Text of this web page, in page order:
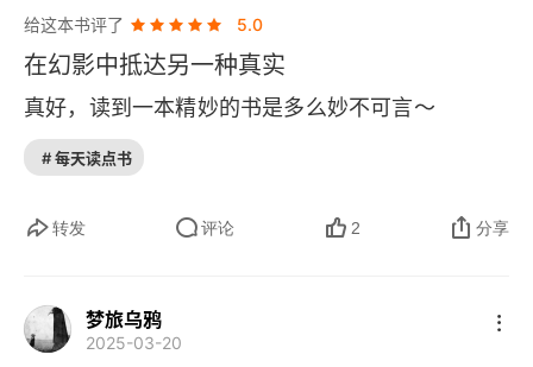
给这本书评了
5.0
在幻影中抵达另一种真实
真好，读到一本精妙的书是多么妙不可言～
# 每天读点书
转发 评论 2 分享
梦旅乌鸦
2025-03-20